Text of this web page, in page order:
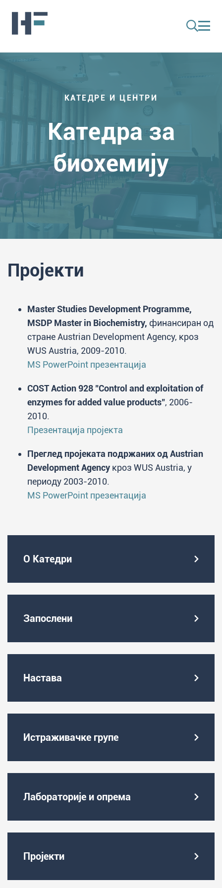
КАТЕДРЕ И ЦЕНТРИ
Катедра за
биохемију
Пројекти
Master Studies Development Programme,
MSDP Master in Biochemistry, финансиран од
стране Austrian Development Agency, кроз
WUS Austria, 2009-2010.
MS PowerPoint презентација
COST Action 928 "Control and exploitation of
enzymes for added value products", 2006-
2010.
Презентација пројекта
Преглед пројеката подржаних од Austrian
Development Agency кроз WUS Austria, у
периоду 2003-2010.
MS PowerPoint презентација
О Катедри
Запослени
Настава
Истраживачке групе
Лабораторије и опрема
Пројекти